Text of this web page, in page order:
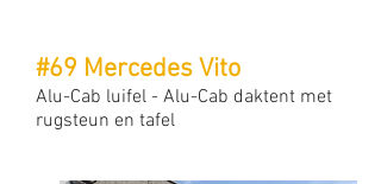
#69 Mercedes Vito
Alu-Cab luifel - Alu-Cab daktent met
rugsteun en tafel